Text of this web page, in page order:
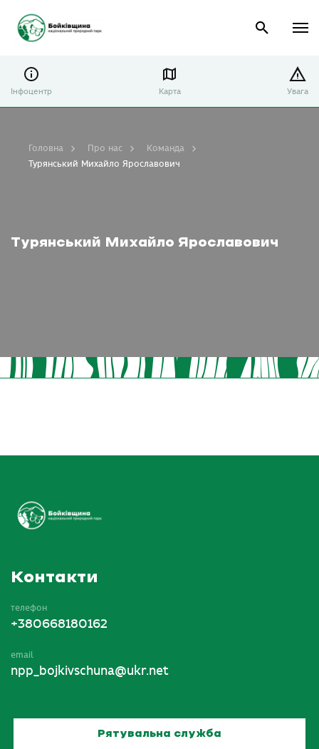
Інфоцентр Карта Увага
Турянський Михайло Ярославович
Головна Про нас
Команда
Турянський Михайло Ярославович
Контакти
телефон
+380668180162
email
npp_bojkivschuna@ukr.net
Рятувальна служба